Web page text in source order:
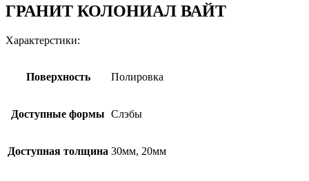
ГРАНИТ КОЛОНИАЛ ВАЙТ
Характерстики:
Поверхность Полировка
Доступные формы Слэбы
Доступная толщина 30мм, 20мм